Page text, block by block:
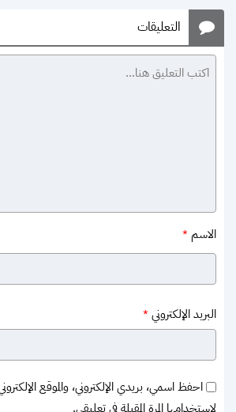
التعليقات
الاسم *
البريد الإلكتروني *
احفظ اسمي، بريدي الإلكتروني، والموقع
لاستخدامها المرة المقبلة في تعليقي.